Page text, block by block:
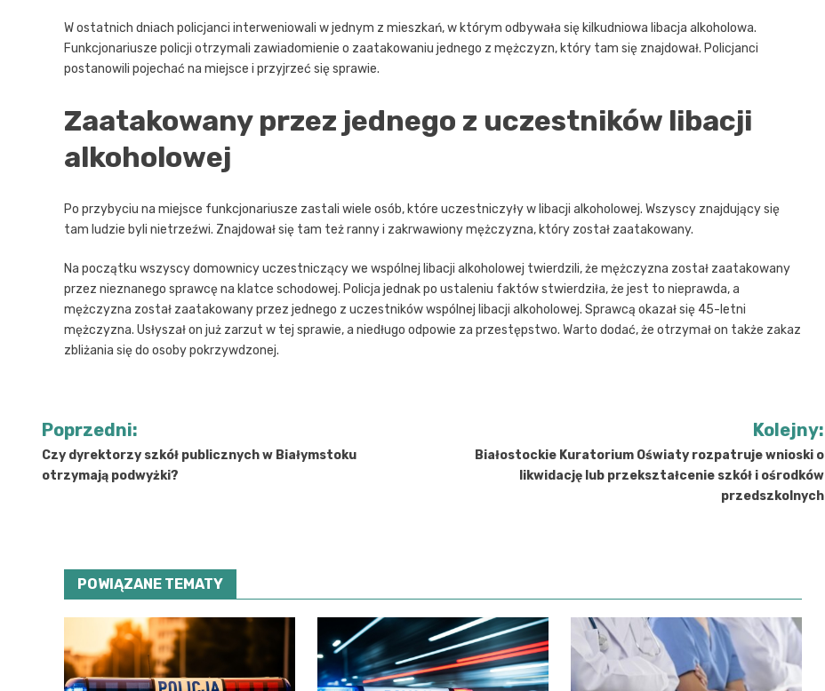
W ostatnich dniach policjanci interweniowali w jednym z mieszkań, w którym odbywała się kilkudniowa libacja alkoholowa.
Funkcjonariusze policji otrzymali zawiadomienie o zaatakowaniu jednego z mężczyzn, który tam się znajdował. Policjanci
postanowili pojechać na miejsce i przyjrzeć się sprawie.
Zaatakowany przez jednego z uczestników libacji
alkoholowej
Po przybyciu na miejsce funkcjonariusze zastali wiele osób, które uczestniczyły w libacji alkoholowej. Wszyscy znajdujący się
tam ludzie byli nietrzeźwi. Znajdował się tam też ranny i zakrwawiony mężczyzna, który został zaatakowany.
Na początku wszyscy domownicy uczestniczący we wspólnej libacji alkoholowej twierdzili, że mężczyzna został zaatakowany
przez nieznanego sprawcę na klatce schodowej. Policja jednak po ustaleniu faktów stwierdziła, że jest to nieprawda, a
mężczyzna został zaatakowany przez jednego z uczestników wspólnej libacji alkoholowej. Sprawcą okazał się 45-letni
mężczyzna. Usłyszał on już zarzut w tej sprawie, a niedługo odpowie za przestępstwo. Warto dodać, że otrzymał on także zakaz
zbliżania się do osoby pokrzywdzonej.
Nawigacja
wpisu
Poprzedni:
Czy dyrektorzy szkół publicznych w Białymstoku
otrzymają podwyżki?
Kolejny:
Białostockie Kuratorium Oświaty rozpatruje wnioski o
likwidację lub przekształcenie szkół i ośrodków
przedszkolnych
POWIĄZANE TEMATY